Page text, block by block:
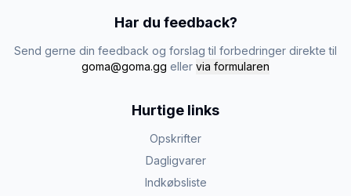
Har du feedback?
Send gerne din feedback og forslag til forbedringer direkte til
goma@goma.gg eller via formularen
Hurtige links
Opskrifter
Dagligvarer
Indkøbsliste